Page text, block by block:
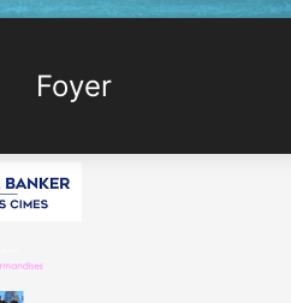
Foyer